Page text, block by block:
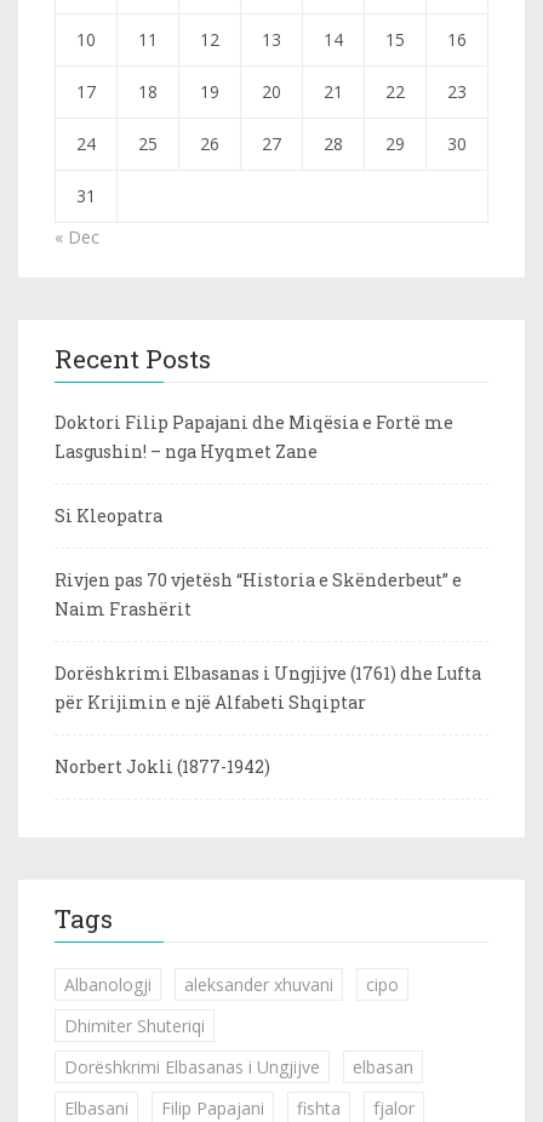
10 11 12 13 14 15 16
17 18 19 20 21 22 23
24 25 26 27 28 29 30
31
« Dec
Recent Posts
Doktori Filip Papajani dhe Miqësia e Fortë me
Lasgushin! – nga Hyqmet Zane
Si Kleopatra
Rivjen pas 70 vjetësh “Historia e Skënderbeut” e
Naim Frashërit
Dorëshkrimi Elbasanas i Ungjijve (1761) dhe Lufta
për Krijimin e një Alfabeti Shqiptar
Norbert Jokli (1877-1942)
Tags
Albanologji aleksander xhuvani
cipo
Dhimiter Shuteriqi
Dorëshkrimi Elbasanas i Ungjijve
elbasan
Elbasani
Filip Papajani fishta
fjalor